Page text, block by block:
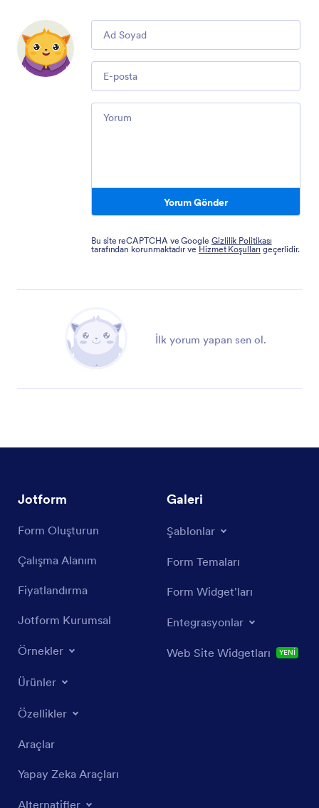
Yorum Gönder
Bu site reCAPTCHA ve Google Gizlilik Politikası
tarafından korunmaktadır ve Hizmet Koşulları geçerlidir.
İlk yorum yapan sen ol.
Jotform
Form Oluşturun
Çalışma Alanım
Fiyatlandırma
Jotform Kurumsal
Örnekler
Ürünler
Özellikler
Araçlar
Yapay Zeka Araçları
Alternatifler
Galeri
Şablonlar
Form Temaları
Form Widget'ları
Entegrasyonlar
Web Site Widgetları YENİ